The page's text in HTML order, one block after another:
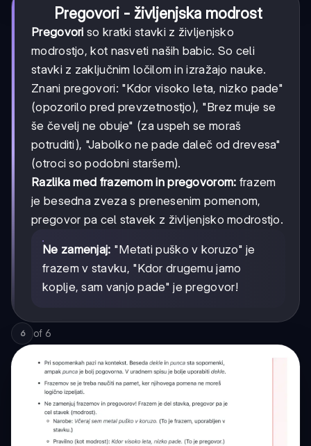
Pregovori - življenjska modrost
Pregovori so kratki stavki z življenjsko
modrostjo, kot nasveti naših babic. So celi
stavki z zaključnim ločilom in izražajo nauke.
Znani pregovori: "Kdor visoko leta, nizko pade"
(opozorilo pred prevzetnostjo), "Brez muje se
še čevelj ne obuje" (za uspeh se moraš
potruditi), "Jabolko ne pade daleč od drevesa"
(otroci so podobni staršem).
Razlika med frazemom in pregovorom: frazem
je besedna zveza s prenesenim pomenom,
pregovor pa cel stavek z življenjsko modrostjo.
Ne zamenjaj: "Metati puško v koruzo" je
frazem v stavku, "Kdor drugemu jamo
koplje, sam vanjo pade" je pregovor!
6 of 6